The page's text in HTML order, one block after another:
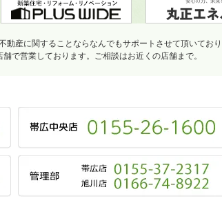
産に関することならなんでもサポートさせて頂いており
で営業しております。ご相談はお近くの店舗まで。